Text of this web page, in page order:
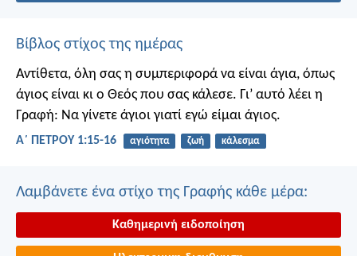
Βίβλος στίχος της ημέρας
Αντίθετα, όλη σας η συμπεριφορά να είναι άγια, όπως
άγιος είναι κι ο Θεός που σας κάλεσε. Γι’ αυτό λέει η
Γραφή: Να γίνετε άγιοι γιατί εγώ είμαι άγιος.
Α΄ ΠΕΤΡΟΥ 1:15-16 αγιότητα ζωή κάλεσμα
Λαμβάνετε ένα στίχο της Γραφής κάθε μέρα:
Καθημερινή ειδοποίηση